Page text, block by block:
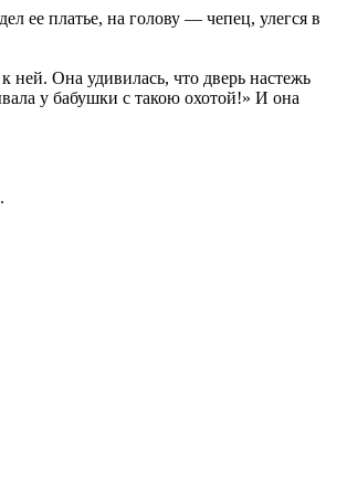
ее платье, на голову — чепец, улегся в
ней. Она удивилась, что дверь настежь
у бабушки с такою охотой!» И она